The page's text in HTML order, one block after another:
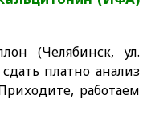
(Челябинск, ул.
платно анализ
работаем